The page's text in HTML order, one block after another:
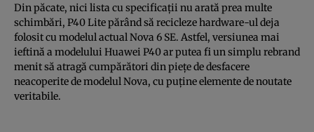
Din păcate, nici lista cu specificaţii nu arată prea multe
schimbări, P40 Lite părând să recicleze hardware-ul deja
folosit cu modelul actual Nova 6 SE. Astfel, versiunea mai
ieftină a modelului Huawei P40 ar putea fi un simplu rebrand
menit să atragă cumpărători din pieţe de desfacere
neacoperite de modelul Nova, cu puţine elemente de noutate
veritabile.